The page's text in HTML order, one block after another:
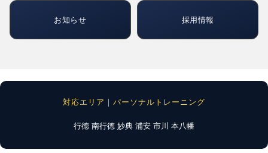
お知らせ 採用情報
対応エリア｜パーソナルトレーニング
行徳 南行徳 妙典 浦安 市川 本八幡